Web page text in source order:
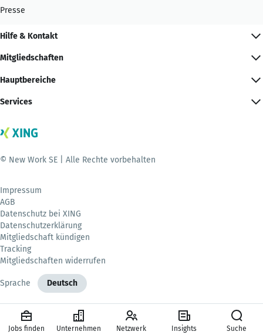
Presse
Hilfe & Kontakt
Mitgliedschaften
Hauptbereiche
Services
© New Work SE | Alle Rechte vorbehalten
Impressum
AGB
Datenschutz bei XING
Datenschutzerklärung
Mitgliedschaft kündigen
Tracking
Mitgliedschaften widerrufen
Sprache Deutsch
Jobs finden Unternehmen Netzwerk Insights Suche